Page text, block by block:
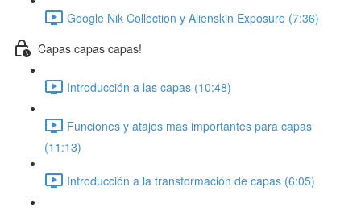
Google Nik Collection y Alienskin Exposure (7:36)
Capas capas capas!
Introducción a las capas (10:48)
Funciones y atajos mas importantes para capas
(11:13)
Introducción a la transformación de capas (6:05)